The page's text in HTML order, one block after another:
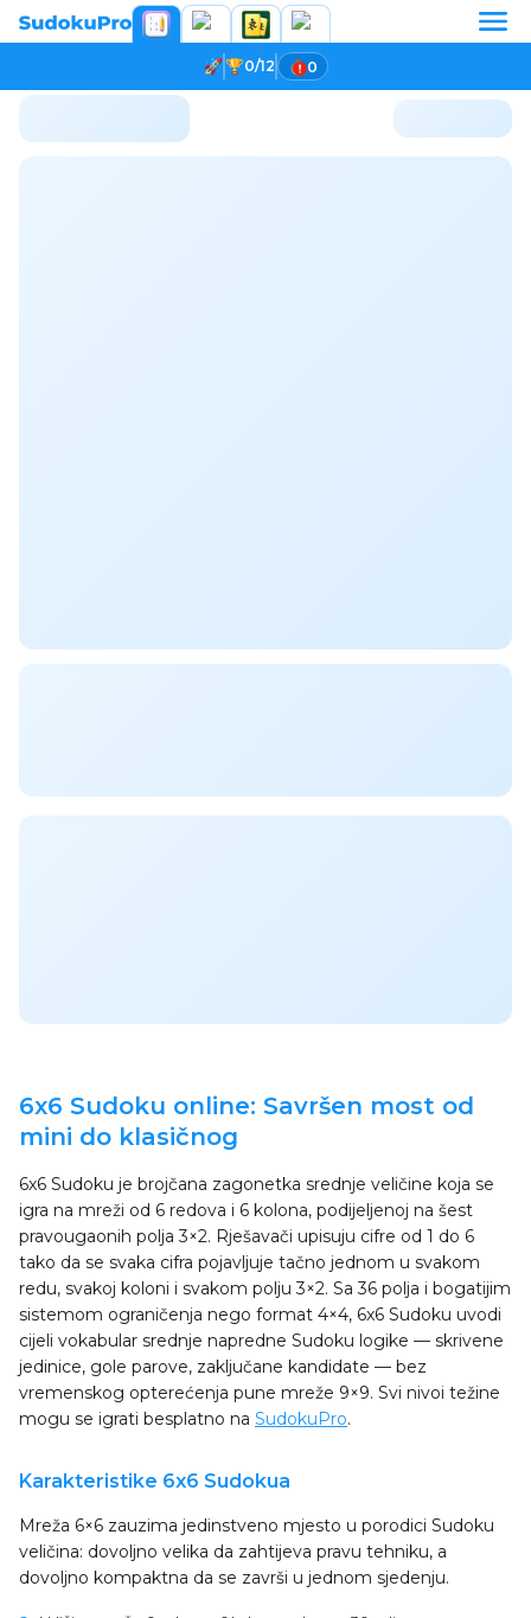
0/12 0
6x6 Sudoku online: Savršen most od
mini do klasičnog
6x6 Sudoku je brojčana zagonetka srednje veličine koja se
igra na mreži od 6 redova i 6 kolona, podijeljenoj na šest
pravougaonih polja 3×2. Rješavači upisuju cifre od 1 do 6
tako da se svaka cifra pojavljuje tačno jednom u svakom
redu, svakoj koloni i svakom polju 3×2. Sa 36 polja i bogatijim
sistemom ograničenja nego format 4×4, 6x6 Sudoku uvodi
cijeli vokabular srednje napredne Sudoku logike — skrivene
jedinice, gole parove, zaključane kandidate — bez
vremenskog opterećenja pune mreže 9×9. Svi nivoi težine
mogu se igrati besplatno na SudokuPro.
Karakteristike 6x6 Sudokua
Mreža 6×6 zauzima jedinstveno mjesto u porodici Sudoku
veličina: dovoljno velika da zahtijeva pravu tehniku, a
dovoljno kompaktna da se završi u jednom sjedenju.